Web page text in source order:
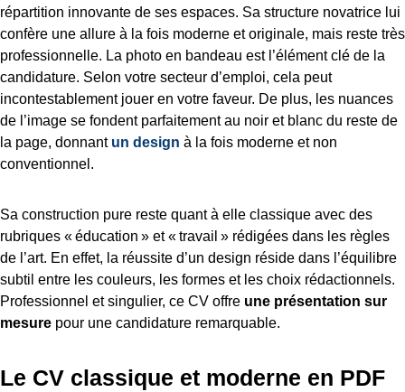
répartition innovante de ses espaces. Sa structure novatrice lui
confère une allure à la fois moderne et originale, mais reste très
professionnelle. La photo en bandeau est l’élément clé de la
candidature. Selon votre secteur d’emploi, cela peut
incontestablement jouer en votre faveur. De plus, les nuances
de l’image se fondent parfaitement au noir et blanc du reste de
la page, donnant un design à la fois moderne et non
conventionnel.
Sa construction pure reste quant à elle classique avec des
rubriques « éducation » et « travail » rédigées dans les règles
de l’art. En effet, la réussite d’un design réside dans l’équilibre
subtil entre les couleurs, les formes et les choix rédactionnels.
Professionnel et singulier, ce CV offre une présentation sur
mesure pour une candidature remarquable.
Le CV classique et moderne en PDF